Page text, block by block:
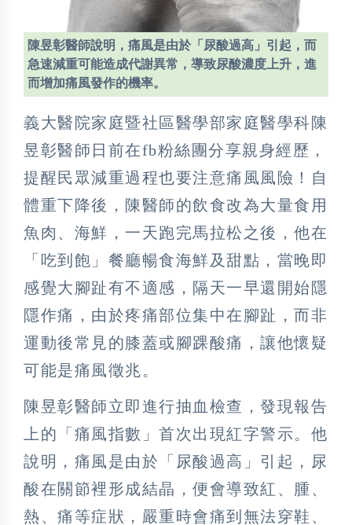
陳昱彰醫師說明，痛風是由於「尿酸過高」引起，而
急速減重可能造成代謝異常，導致尿酸濃度上升，進
而增加痛風發作的機率。
義大醫院家庭暨社區醫學部家庭醫學科陳
昱彰醫師日前在fb粉絲團分享親身經歷，
提醒民眾減重過程也要注意痛風風險！自
體重下降後，陳醫師的飲食改為大量食用
魚肉、海鮮，一天跑完馬拉松之後，他在
「吃到飽」餐廳暢食海鮮及甜點，當晚即
感覺大腳趾有不適感，隔天一早還開始隱
隱作痛，由於疼痛部位集中在腳趾，而非
運動後常見的膝蓋或腳踝酸痛，讓他懷疑
可能是痛風徵兆。
陳昱彰醫師立即進行抽血檢查，發現報告
上的「痛風指數」首次出現紅字警示。他
說明，痛風是由於「尿酸過高」引起，尿
酸在關節裡形成結晶，便會導致紅、腫、
熱、痛等症狀，嚴重時會痛到無法穿鞋、